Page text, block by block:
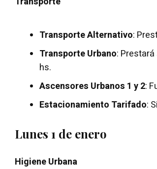
Transporte Alternativo:
Transporte Urbano:
hs.
Ascensores Urbanos 1 y 2:
Estacionamiento Tarifado:
Lunes 1 de enero
Higiene Urbana